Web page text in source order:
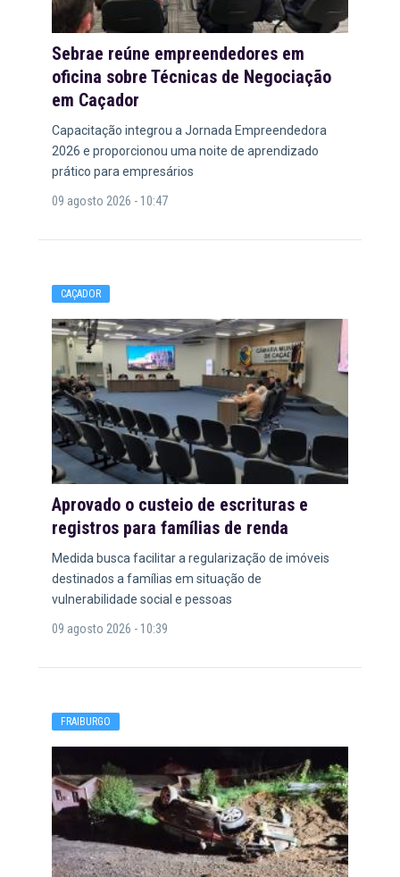
Sebrae reúne empreendedores em
oficina sobre Técnicas de Negociação
em Caçador
Capacitação integrou a Jornada Empreendedora
2026 e proporcionou uma noite de aprendizado
prático para empresários
09 agosto 2026 - 10:47
CAÇADOR
Aprovado o custeio de escrituras e
registros para famílias de renda
Medida busca facilitar a regularização de imóveis
destinados a famílias em situação de
vulnerabilidade social e pessoas
09 agosto 2026 - 10:39
FRAIBURGO